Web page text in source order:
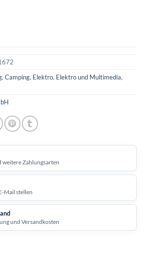
, Camping, Elektro, Elektro und Multimedia,
weitere Zahlungsarten
Mail stellen
und Versandkosten